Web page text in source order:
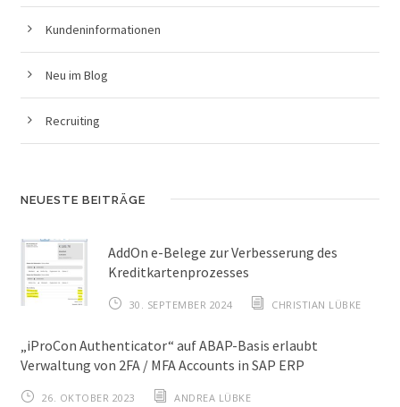
Kundeninformationen
Neu im Blog
Recruiting
NEUESTE BEITRÄGE
AddOn e-Belege zur Verbesserung des
Kreditkartenprozesses
30. SEPTEMBER 2024 CHRISTIAN LÜBKE
„iProCon Authenticator“ auf ABAP-Basis erlaubt
Verwaltung von 2FA / MFA Accounts in SAP ERP
26. OKTOBER 2023 ANDREA LÜBKE